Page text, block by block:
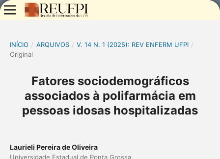
INÍCIO / ARQUIVOS / V. 14 N. 1 (2025): REV ENFERM UFPI /
Original
Fatores sociodemográficos
associados à polifarmácia em
pessoas idosas hospitalizadas
Laurieli Pereira de Oliveira
Universidade Estadual de Ponta Grossa